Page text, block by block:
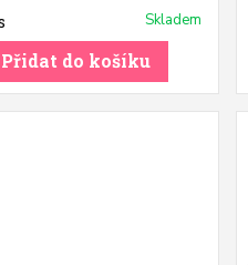
Skladem
Přidat do košíku